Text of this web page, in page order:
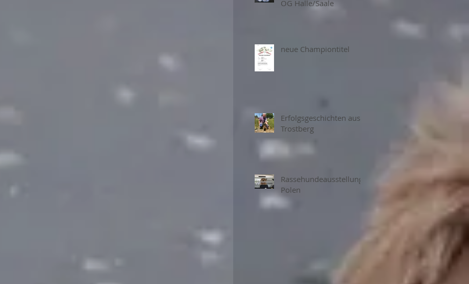
OG Halle/Saale
neue Championtitel
Erfolgsgeschichten aus
Trostberg
Rassehundeausstellung
Polen